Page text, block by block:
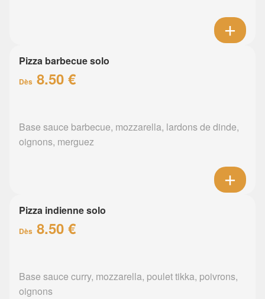
Pizza barbecue solo
Dès 8.50 €
Base sauce barbecue, mozzarella, lardons de dinde,
oignons, merguez
Pizza indienne solo
Dès 8.50 €
Base sauce curry, mozzarella, poulet tikka, poivrons,
oignons